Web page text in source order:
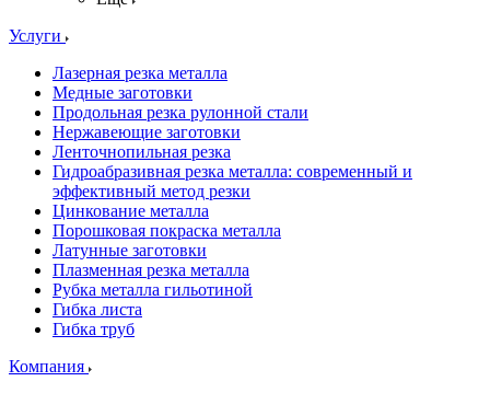
Услуги
Лазерная резка металла
Медные заготовки
Продольная резка рулонной стали
Нержавеющие заготовки
Ленточнопильная резка
Гидроабразивная резка металла: современный и
эффективный метод резки
Цинкование металла
Порошковая покраска металла
Латунные заготовки
Плазменная резка металла
Рубка металла гильотиной
Гибка листа
Гибка труб
Компания